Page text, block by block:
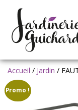
Accueil / Jardin /
Promo !